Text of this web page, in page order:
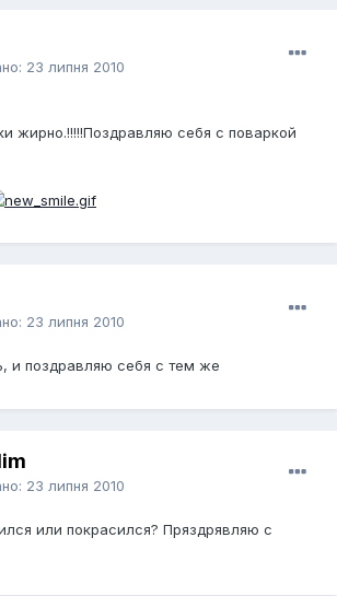
23 липня 2010
жирно.!!!!!Поздравляю себя с поваркой
23 липня 2010
и поздравляю себя с тем же
23 липня 2010
или покрасился? Пряздрявляю с